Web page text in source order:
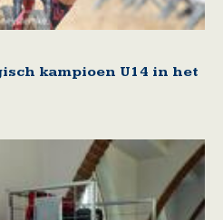
kampioen U14 in het